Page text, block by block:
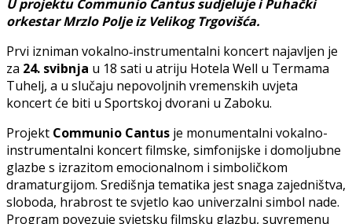
U projektu Communio Cantus sudjeluje i Puhački
orkestar Mrzlo Polje iz Velikog Trgovišća.
Prvi izniman vokalno‑instrumentalni koncert najavljen je
za 24. svibnja u 18 sati u atriju Hotela Well u Termama
Tuhelj, a u slučaju nepovoljnih vremenskih uvjeta
koncert će biti u Sportskoj dvorani u Zaboku.
Projekt Communio Cantus je monumentalni vokalno-
instrumentalni koncert filmske, simfonijske i domoljubne
glazbe s izrazitom emocionalnom i simboličkom
dramaturgijom. Središnja tematika jest snaga zajedništva,
sloboda, hrabrost te svjetlo kao univerzalni simbol nade.
Program povezuje svjetsku filmsku glazbu, suvremenu